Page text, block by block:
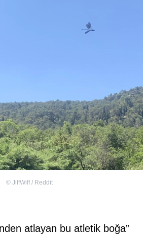
© JiffWiff / Reddit
atlayan bu atletik boğa”